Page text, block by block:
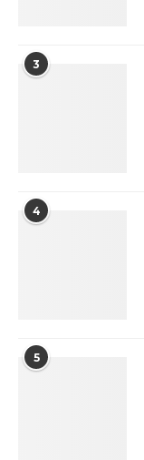
3
4
5